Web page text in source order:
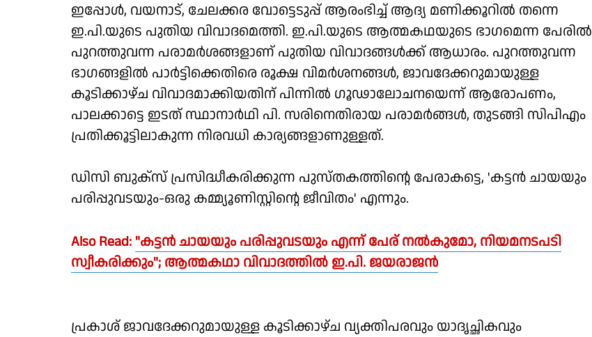
ഇപ്പോള്‍, വയനാട്, ചേലക്കര വോട്ടെടുപ്പ് ആരംഭിച്ച് ആദ്യ മണിക്കൂറില്‍ തന്നെ
ഇ.പി.യുടെ പുതിയ വിവാദമെത്തി. ഇ.പി.യുടെ ആത്മകഥയുടെ ഭാഗമെന്ന പേരില്‍
പുറത്തുവന്ന പരാമര്‍ശങ്ങളാണ് പുതിയ വിവാദങ്ങള്‍ക്ക് ആധാരം. പുറത്തുവന്ന
ഭാഗങ്ങളില്‍ പാര്‍ട്ടിക്കെതിരെ രൂക്ഷ വിമര്‍ശനങ്ങള്‍, ജാവദേക്കറുമായുള്ള
കൂടിക്കാഴ്ച വിവാദമാക്കിയതിന് പിന്നില്‍ ഗൂഢാലോചനയെന്ന് ആരോപണം,
പാലക്കാട്ടെ ഇടത് സ്ഥാനാര്‍ഥി പി. സരിനെതിരായ പരാമര്‍ങ്ങള്‍, തുടങ്ങി സിപിഎം
പ്രതിക്കൂട്ടിലാകുന്ന നിരവധി കാര്യങ്ങളാണുള്ളത്.
ഡിസി ബുക്‌സ് പ്രസിദ്ധീകരിക്കുന്ന പുസ്തകത്തിന്റെ പേരാകട്ടെ, 'കട്ടന്‍ ചായയും
പരിപ്പുവടയും-ഒരു കമ്മ്യൂണിസ്റ്റിന്റെ ജീവിതം' എന്നും.
Also Read: "കട്ടൻ ചായയും പരിപ്പുവടയും എന്ന് പേര് നൽകുമോ, നിയമനടപടി
സ്വീകരിക്കും"; ആത്മകഥാ വിവാദത്തിൽ ഇ.പി. ജയരാജൻ
പ്രകാശ് ജാവദേക്കറുമായുള്ള കൂടിക്കാഴ്ച വ്യക്തിപരവും യാദൃച്ഛികവും